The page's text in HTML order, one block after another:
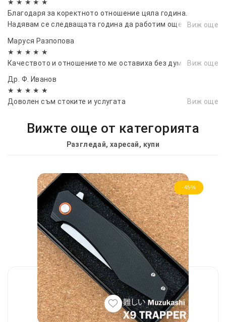
★ ★ ★ ★ ★
Благодаря за коректното отношение цяла година.
Надявам се следващата година да работим още повече
Виж още
Маруся Разпопова
★ ★ ★ ★ ★
Качеството и отношението ме оставиха без думи. Виж още
Др. Ф. Иванов
★ ★ ★ ★ ★
Доволен съм стоките и услугата
Виж още
Вижте още от категорията
Разгледай, харесай, купи
-45%